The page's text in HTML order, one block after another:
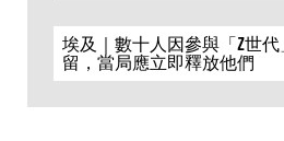
埃及｜數十人因參與「Z世
留，當局應立即釋放他們